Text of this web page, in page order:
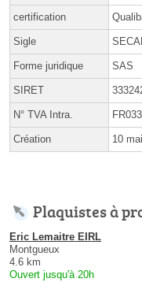
certification
Sigle
Forme juridique SAS
SIRET
N° TVA Intra.
Création 10
Plaquistes à
Eric Lemaitre EIRL
Montgueux
4.6 km
Ouvert jusqu'à 20h